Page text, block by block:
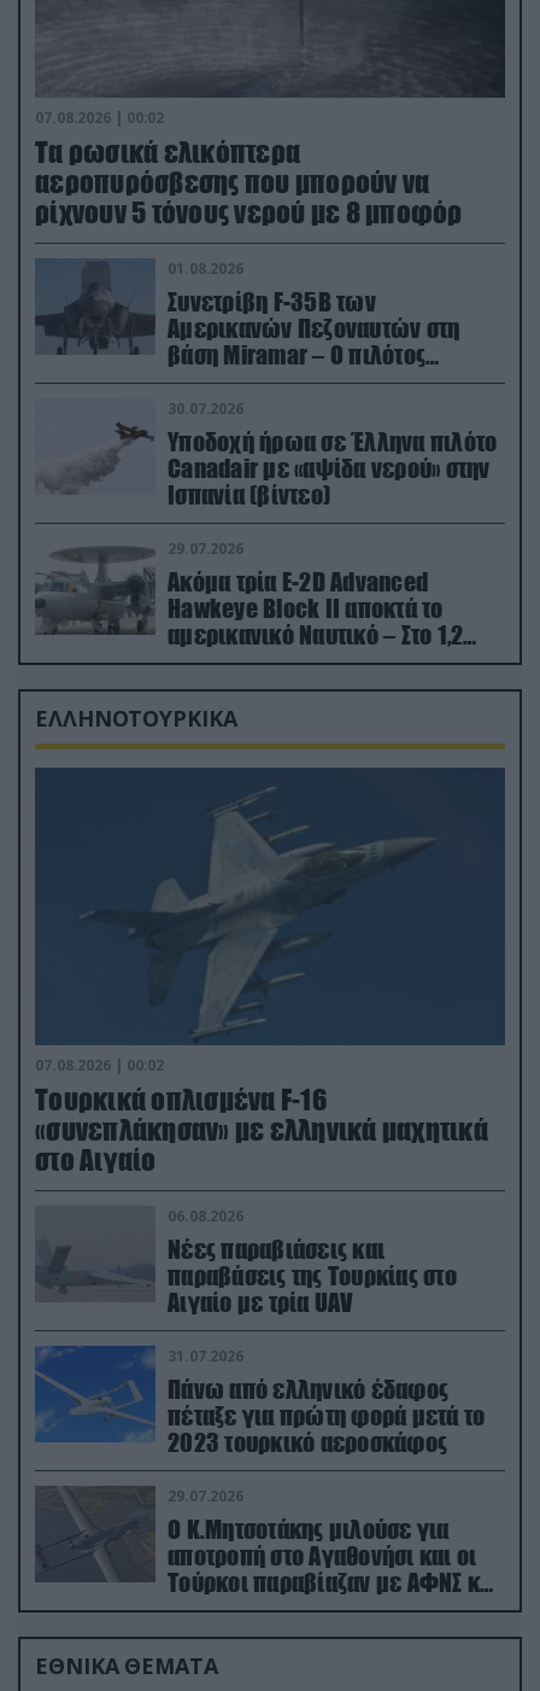
07.08.2026 | 00:02
Τα ρωσικά ελικόπτερα
αεροπυρόσβεσης που μπορούν να
ρίχνουν 5 τόνους νερού με 8 μποφόρ
01.08.2026
Συνετρίβη F-35B των
Αμερικανών Πεζοναυτών στη
βάση Miramar – Ο πιλότος
εκτινάχθηκε εγκαίρως
30.07.2026
Υποδοχή ήρωα σε Έλληνα πιλότο
Canadair με «αψίδα νερού» στην
Ισπανία (βίντεο)
29.07.2026
Ακόμα τρία E-2D Advanced
Hawkeye Block II αποκτά το
αμερικανικό Ναυτικό – Στο 1,2
δισ.δολάρια το κόστος
ΕΛΛΗΝΟΤΟΥΡΚΙΚΑ
07.08.2026 | 00:02
Τουρκικά οπλισμένα F-16
«συνεπλάκησαν» με ελληνικά μαχητικά
στο Αιγαίο
06.08.2026
Νέες παραβιάσεις και
παραβάσεις της Τουρκίας στο
Αιγαίο με τρία UAV
31.07.2026
Πάνω από ελληνικό έδαφος
πέταξε για πρώτη φορά μετά το
2023 τουρκικό αεροσκάφος
29.07.2026
Ο Κ.Μητσοτάκης μιλούσε για
αποτροπή στο Αγαθονήσι και οι
Τούρκοι παραβίαζαν με ΑΦΝΣ και
drone
ΕΘΝΙΚΑ ΘΕΜΑΤΑ